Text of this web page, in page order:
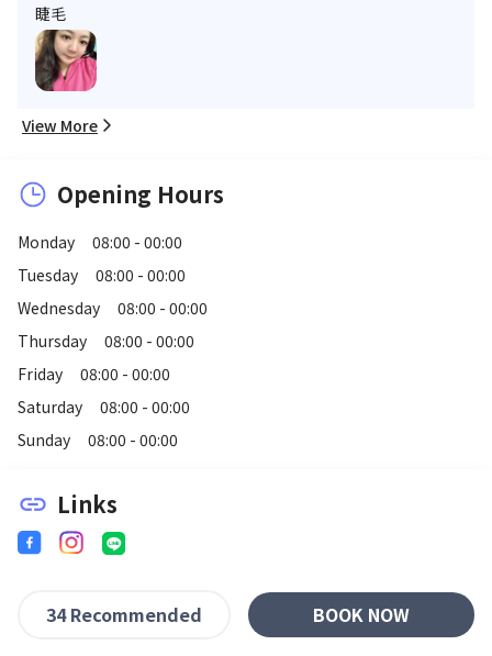
睫毛
View More
Opening Hours
Monday
08:00 - 00:00
Tuesday
08:00 - 00:00
Wednesday
08:00 - 00:00
Thursday
08:00 - 00:00
Friday
08:00 - 00:00
Saturday
08:00 - 00:00
Sunday
08:00 - 00:00
link Links
34 Recommended BOOK NOW